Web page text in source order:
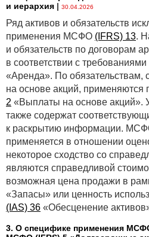
и иерархия | 30.04.2026
Ряд активов и обязательств
применения МСФО (IFRS) 13.
и обязательств по договорам
в соответствии с
«Аренда». По обязательствам,
на основе акций,
2 «Выплаты на основе акций».
также содержат
к раскрытию информации.
применяется в отношении
некоторое сходство со
являются справедливой
возможная цена продажи в
«Запасы» или ценность
(IAS) 36 «Обесценение
3. О специфике применения